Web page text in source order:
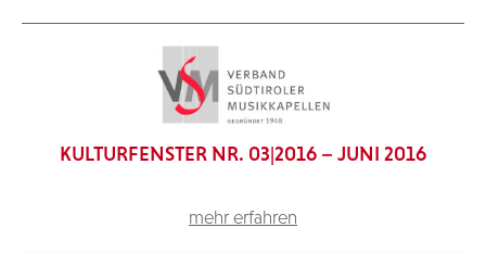
KULTURFENSTER NR. 03|2016 – JUNI 2016
mehr erfahren